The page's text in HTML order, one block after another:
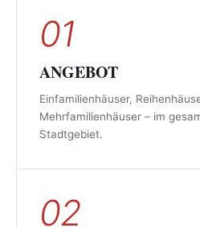
01
ANGEBOT
Einfamilienhäuser,
Mehrfamilienhäuser – im
Stadtgebiet.
02